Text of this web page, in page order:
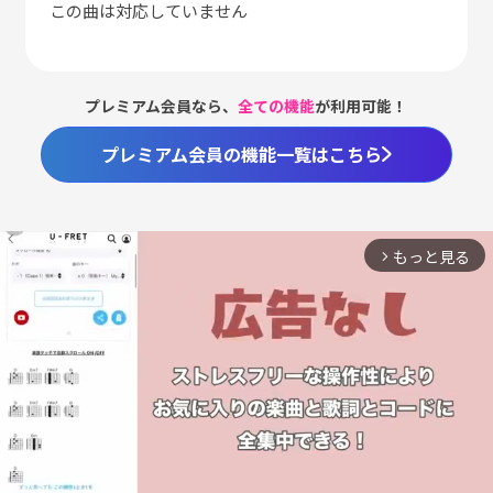
この曲は対応していません
プレミアム会員なら、全ての機能が利用可能！
プレミアム会員の機能一覧はこちら
arrow_forward_ios もっと見る